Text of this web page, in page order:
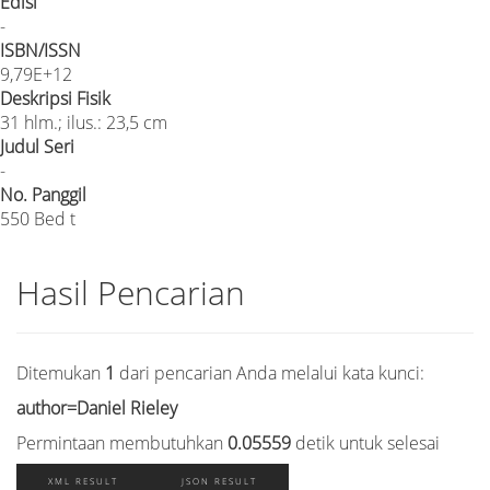
-
ISBN/ISSN
9,79E+12
Deskripsi Fisik
31 hlm.; ilus.: 23,5 cm
Judul Seri
-
No. Panggil
550 Bed t
Hasil Pencarian
Ditemukan 1 dari pencarian Anda melalui kata kunci:
author=Daniel Rieley
Permintaan membutuhkan 0.05559 detik untuk selesai
XML RESULT JSON RESULT